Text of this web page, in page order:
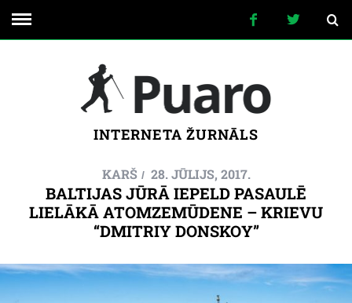
INTERNETA ŽURNĀLS
KARŠ 28. JŪLIJS, 2017.
BALTIJAS JŪRĀ IEPELD PASAULĒ
LIELĀKĀ ATOMZEMŪDENE – KRIEVU
“DMITRIY DONSKOY”